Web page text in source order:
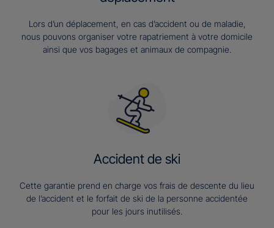
Lors d’un déplacement, en cas d’accident ou de maladie,
nous pouvons organiser votre rapatriement à votre domicile
ainsi que vos bagages et animaux de compagnie.
Accident de ski
Cette garantie prend en charge vos frais de descente du lieu
de l’accident et le forfait de ski de la personne accidentée
pour les jours inutilisés.